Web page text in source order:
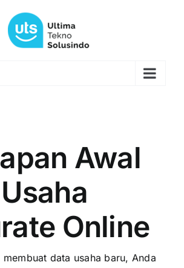
Awal
Online
membuat data usaha baru, Anda